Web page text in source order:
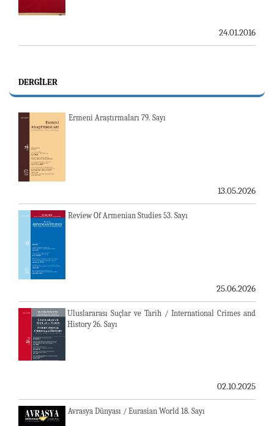
24.01.2016
DERGILER
Ermeni Araştırmaları 79. Sayı
13.05.2026
Review Of Armenian Studies 53. Sayı
25.06.2026
Uluslararası Suçlar ve Tarih / International Crimes and
History 26. Sayı
02.10.2025
Avrasya Dünyası / Eurasian World 18. Sayı